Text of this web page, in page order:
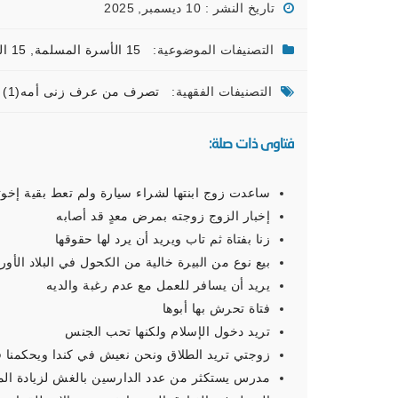
تاريخ النشر : 10 ديسمبر, 2025
التصنيفات الموضوعية: 15 الأسرة المسلمة 15 الحدود
التصنيفات الفقهية: تصرف من عرف زنى أمه(1)
فتاوى ذات صلة:
ساعدت زوج ابنتها لشراء سيارة ولم تعط بقية
إخبار الزوج زوجته بمرض معدٍ قد أصابه
زنا بفتاة ثم تاب ويريد أن يرد لها حقوقها
بيع نوع من البيرة خالية من الكحول في البلاد
يريد أن يسافر للعمل مع عدم رغبة والديه
فتاة تحرش بها أبوها
تريد دخول الإسلام ولكنها تحب الجنس
زوجتي تريد الطلاق ونحن نعيش في كندا ويحكمنا
مدرس يستكثر من عدد الدارسين بالغش لزيادة